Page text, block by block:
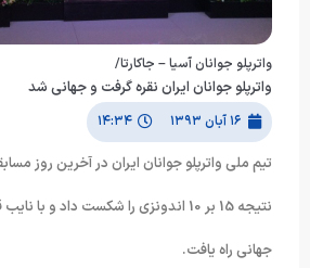
واترپلو جوانان آسیا – جاکارتا/
واترپلو جوانان ایران نقره گرفت و جهانی شد
۱۶ آبان ۱۳۹۳ ۱۴:۳۴
تیم ملی واترپلو جوانان ایران در آخرین روز
نتیجه 15 بر 10 اندونزی را شکست داد و با
جهانی راه یافت.